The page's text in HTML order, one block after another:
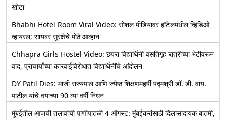
खोटा
Bhabhi Hotel Room Viral Video: सोशल मीडियावर हॉटेलमधील व्हिडिओ
व्हायरल; सायबर सुरक्षेचे मोठे आव्हान
Chhapra Girls Hostel Video: छपरा विद्यार्थिनी वसतिगृह रात्रीच्या भेटीवरून
वाद, प्राचार्यांच्या कारवाईविरोधात विद्यार्थिनींचे आंदोलन
DY Patil Dies: माजी राज्यपाल आणि ज्येष्ठ शिक्षणमहर्षी पद्मश्री डॉ. डी. वाय.
पाटील यांचे वयाच्या 90 व्या वर्षी निधन
मुंबईतील आजची तलावांची पाणीपातळी 4 ऑगस्ट: मुंबईकरांसाठी दिलासादायक बातमी,